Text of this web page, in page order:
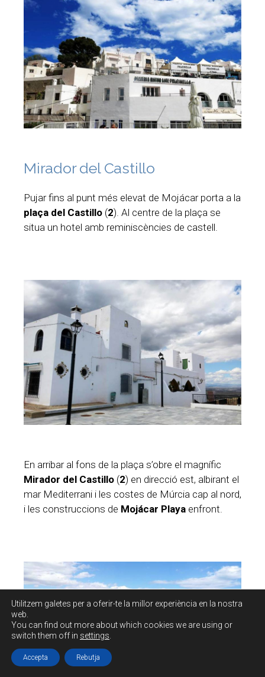
Mirador del Castillo
Pujar fins al punt més elevat de Mojácar porta a la
plaça del Castillo (2). Al centre de la plaça se
situa un hotel amb reminiscències de castell.
En arribar al fons de la plaça s’obre el magnífic
Mirador del Castillo (2) en direcció est, albirant el
mar Mediterrani i les costes de Múrcia cap al nord,
i les construccions de Mojácar Playa enfront.
Utilitzem galetes per a oferir-te la millor experiència en la nostra
web.
You can find out more about which cookies we are using or
switch them off in settings
Accepta Rebutja